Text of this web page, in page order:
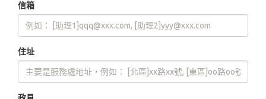
信箱
住址